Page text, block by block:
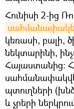
Հունիսի 2-ից
կեռասի, բալի,
նեկտարինի,
Հայաստանից։
պտուղների
և չրերի